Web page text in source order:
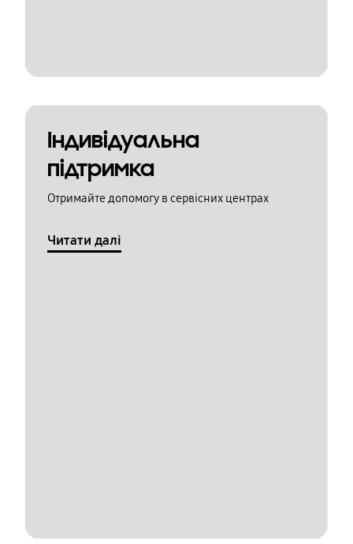
Індивідуальна
підтримка
Отримайте допомогу в сервісних центрах
Читати далі